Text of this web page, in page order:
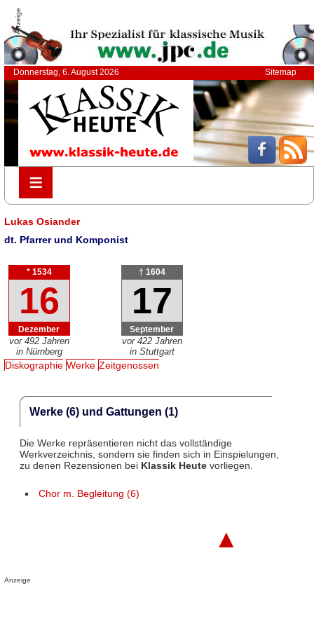
Anzeige
Donnerstag, 6. August 2026 Sitemap
≡
≡
Lukas Osiander
dt. Pfarrer und Komponist
* 1534
16
Dezember
vor 492 Jahren
in Nürnberg
† 1604
17
September
vor 422 Jahren
in Stuttgart
Diskographie Werke Zeitgenossen
Werke (6) und Gattungen (1)
Die Werke repräsentieren nicht das vollständige
Werkverzeichnis, sondern sie finden sich in Einspielungen,
zu denen Rezensionen bei Klassik Heutevorliegen.
Chor m. Begleitung (6)
▲
Anzeige